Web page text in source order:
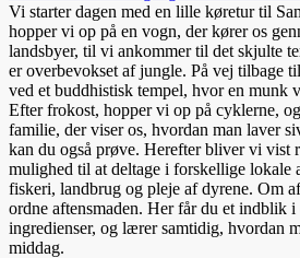
Vi starter dagen med en lille køretur til
hopper vi op på en vogn, der kører os
landsbyer, til vi ankommer til det skjulte
er overbevokset af jungle. På vej tilbage
ved et buddhistisk tempel, hvor en munk
Efter frokost, hopper vi op på cyklerne,
familie, der viser os, hvordan man laver
kan du også prøve. Herefter bliver vi vist
mulighed til at deltage i forskellige lokale
fiskeri, landbrug og pleje af dyrene. Om
ordne aftensmaden. Her får du et indblik
ingredienser, og lærer samtidig, hvordan
middag.